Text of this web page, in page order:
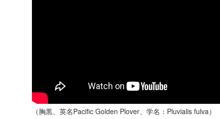
（胸黒、英名Pacific Golden Plover、学名：Pluvialis fulva）